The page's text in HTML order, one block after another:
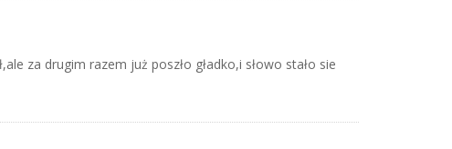
za drugim razem już poszło gładko,i słowo stało sie